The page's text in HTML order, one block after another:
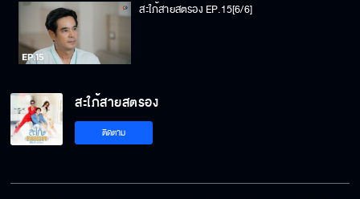
สะใภ้สายสตรอง EP.15[6/6]
สะใภ้สายสตรอง
ติดตาม